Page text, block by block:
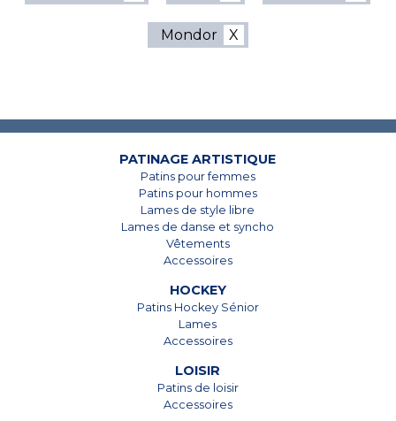
7825, Boul. Taschereau
Brossard, Qc
J4Y 1A4
450 678-5442
Mondor
PATINAGE ARTISTIQUE
Patins pour femmes
Patins pour hommes
Lames de style libre
Lames de danse et syncho
Vêtements
Accessoires
HOCKEY
Patins Hockey Sénior
Lames
Accessoires
LOISIR
Patins de loisir
Accessoires
7825, Boul. Taschereau
Brossard, Qc
J4Y 1A4
450 678-5442